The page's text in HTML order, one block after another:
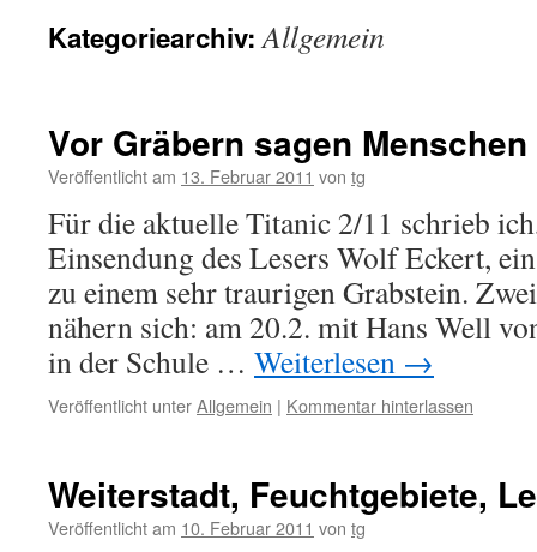
Kategoriearchiv:Allgemein
Vor Gräbern sagen
Veröffentlicht am 13. Februar 2011 von tg
Für die aktuelle Titanic 2/11 schrieb
Einsendung des Lesers Wolf Eckert,
zu einem sehr traurigen Grabstein.
nähern sich: am 20.2. mit Hans Well
in der Schule … Weiterlesen →
Veröffentlicht unterAllgemein | Kommentar hinterlassen
Weiterstadt, Feuchtgebiete,
Veröffentlicht am 10. Februar 2011 von tg